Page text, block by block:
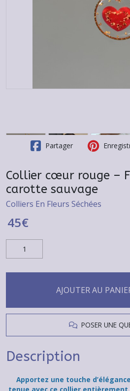
Partager
Collier cœur rouge –
carotte sauvage
Colliers En Fleurs Séchées
45€
AJOUTER AU
POSER UNE
Description
Apportez une touche